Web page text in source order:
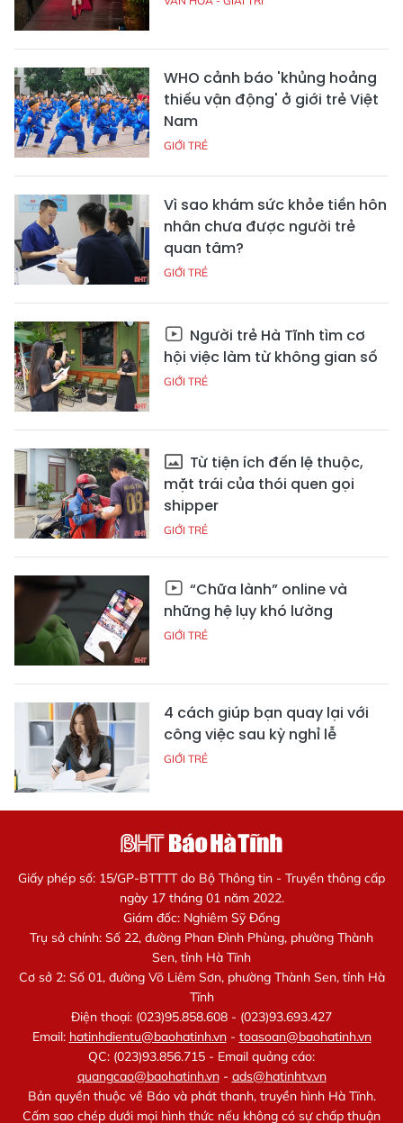
WHO cảnh báo 'khủng hoảng
thiếu vận động' ở giới trẻ Việt
Nam
GIỚI TRẺ
Vì sao khám sức khỏe tiền hôn
nhân chưa được người trẻ
quan tâm?
GIỚI TRẺ
Người trẻ Hà Tĩnh tìm cơ
hội việc làm từ không gian số
GIỚI TRẺ
Từ tiện ích đến lệ thuộc,
mặt trái của thói quen gọi
shipper
GIỚI TRẺ
“Chữa lành” online và
những hệ lụy khó lường
GIỚI TRẺ
4 cách giúp bạn quay lại với
công việc sau kỳ nghỉ lễ
GIỚI TRẺ
Giấy phép số: 15/GP-BTTTT do Bộ Thông tin - Truyền thông cấp
ngày 17 tháng 01 năm 2022.
Giám đốc: Nghiêm Sỹ Đống
Trụ sở chính: Số 22, đường Phan Đình Phùng, phường Thành
Sen, tỉnh Hà Tĩnh
Cơ sở 2: Số 01, đường Võ Liêm Sơn, phường Thành Sen, tỉnh Hà
Tĩnh
Điện thoại: (023)95.858.608 - (023)93.693.427
Email: hatinhdientu@baohatinh.vn- toasoan@baohatinh.vn
QC: (023)93.856.715 - Email quảng cáo:
quangcao@baohatinh.vn- ads@hatinhtv.vn
Bản quyền thuộc về Báo và phát thanh, truyền hình Hà Tĩnh.
Cấm sao chép dưới mọi hình thức nếu không có sự chấp thuận